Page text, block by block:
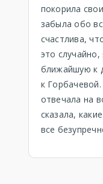
покорила
забыла обо
счастлива,
это
ближайшую к
к
отвечала на
сказала,
все